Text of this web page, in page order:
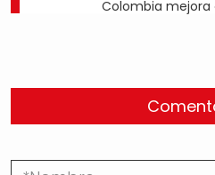
Colombia